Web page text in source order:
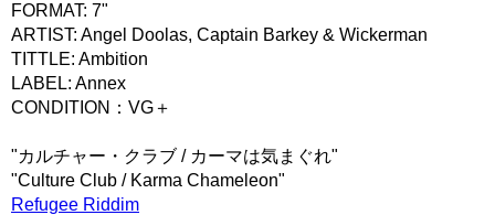
FORMAT: 7"
ARTIST: Angel Doolas, Captain Barkey & Wickerman
TITTLE: Ambition
LABEL: Annex
CONDITION：VG＋
"カルチャー・クラブ / カーマは気まぐれ"
"Culture Club / Karma Chameleon"
Refugee Riddim